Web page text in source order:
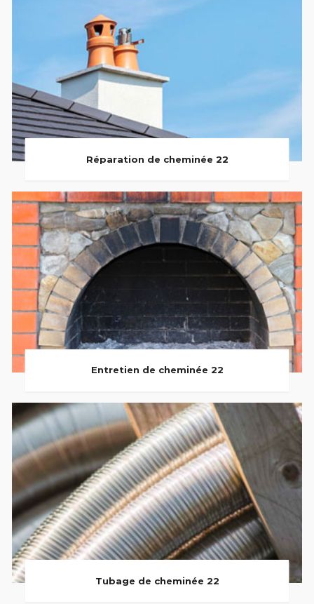
Réparation de cheminée 22
Entretien de cheminée 22
Tubage de cheminée 22